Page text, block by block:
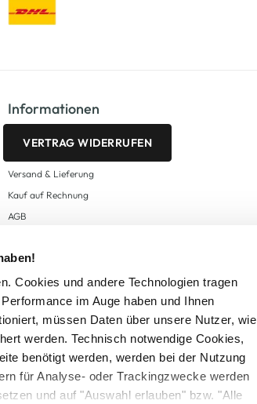
Cookies und andere Technologien tragen
im Auge haben und Ihnen
müssen Daten über unsere Nutzer, wie
werden. Technisch notwendige Cookies,
benötigt werden, werden bei der Nutzung
für Analyse- oder Trackingzwecke werden
und auf "Auswahl erlauben" bzw. "Alle
Informationen
VERTRAG WIDERRUFEN
Versand & Lieferung
Kauf auf Rechnung
AGB
Zahlungsarten
Datenschutz
AWG CARD Teilnahmebedingungen